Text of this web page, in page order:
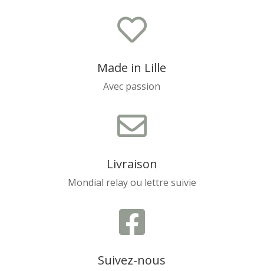

Made in Lille
Avec passion

Livraison
Mondial relay ou lettre suivie

Suivez-nous